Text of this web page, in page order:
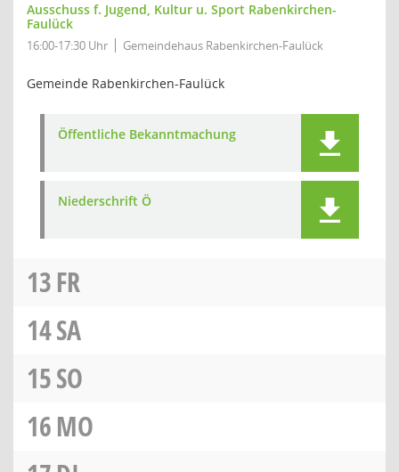
Ausschuss f. Jugend, Kultur u. Sport Rabenkirchen-
Faulück
16:00-17:30 Uhr Gemeindehaus Rabenkirchen-Faulück
Gemeinde Rabenkirchen-Faulück
Öffentliche Bekanntmachung
Niederschrift Ö
13FR
14SA
15SO
16MO